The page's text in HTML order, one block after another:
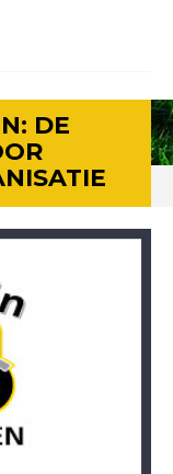
DE